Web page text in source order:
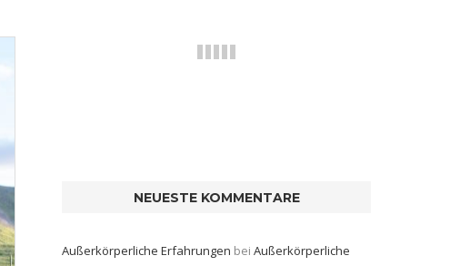
NEUESTE KOMMENTARE
Außerkörperliche Erfahrungen bei Außerkörperliche